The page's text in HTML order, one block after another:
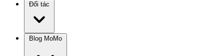
Đối tác
Blog MoMo